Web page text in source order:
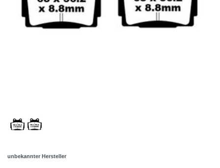
unbekannter Hersteller